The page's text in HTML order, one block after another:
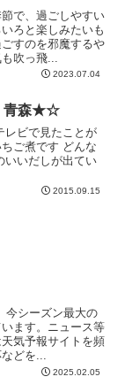
で、過ごしやすい
ろと楽しみたいも
すのを邪魔するや
吹っ飛...
2023.07.04
青森★☆
レビで見たことが
ご煮です どんな
いいだしが出てい
2015.09.15
シーズン最大の
ます。ニュース等
気予報サイトを頻
どを...
2025.02.05